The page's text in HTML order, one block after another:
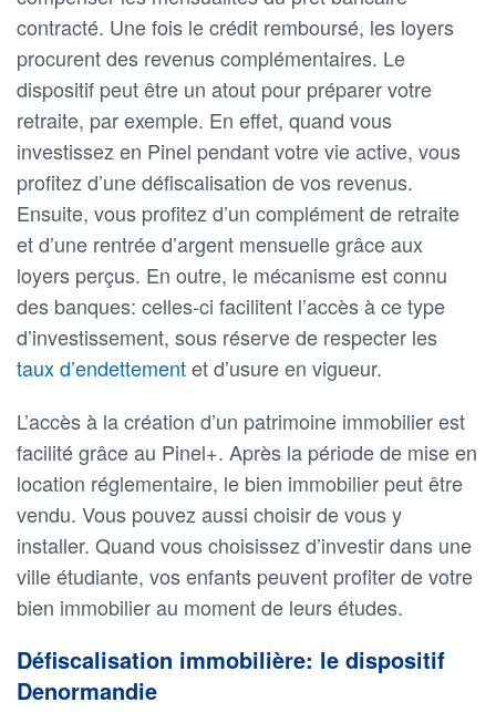
contracté. Une fois le crédit remboursé, les loyers
procurent des revenus complémentaires. Le
dispositif peut être un atout pour préparer votre
retraite, par exemple. En effet, quand vous
investissez en Pinel pendant votre vie active, vous
profitez d’une défiscalisation de vos revenus.
Ensuite, vous profitez d’un complément de retraite
et d’une rentrée d’argent mensuelle grâce aux
loyers perçus. En outre, le mécanisme est connu
des banques: celles-ci facilitent l’accès à ce type
d’investissement, sous réserve de respecter les
taux d’endettementet d’usure en vigueur.
L’accès à la création d’un patrimoine immobilier est
facilité grâce au Pinel+. Après la période de mise en
location réglementaire, le bien immobilier peut être
vendu. Vous pouvez aussi choisir de vous y
installer. Quand vous choisissez d’investir dans une
ville étudiante, vos enfants peuvent profiter de votre
bien immobilier au moment de leurs études.
Défiscalisation immobilière: le dispositif
Denormandie